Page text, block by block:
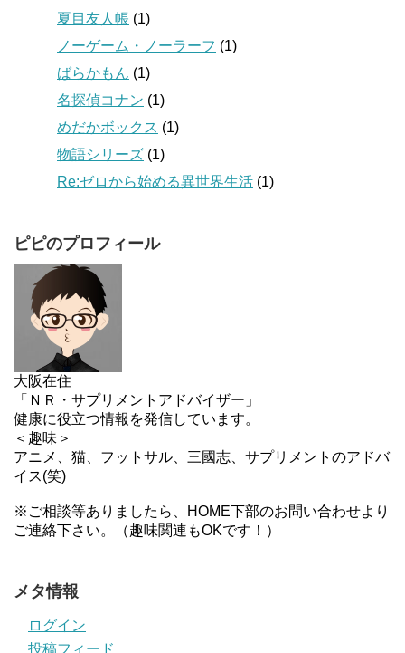
夏目友人帳 (1)
ノーゲーム・ノーラーフ (1)
ばらかもん (1)
名探偵コナン (1)
めだかボックス (1)
物語シリーズ (1)
Re:ゼロから始める異世界生活 (1)
ピピのプロフィール
大阪在住
「ＮＲ・サプリメントアドバイザー」
健康に役立つ情報を発信しています。
＜趣味＞
アニメ、猫、フットサル、三國志、サプリメントのアドバ
イス(笑)
※ご相談等ありましたら、HOME下部のお問い合わせより
ご連絡下さい。（趣味関連もOKです！）
メタ情報
ログイン
投稿フィード